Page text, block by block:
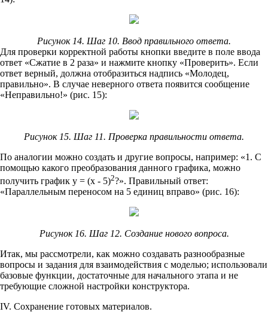
Рисунок 14. Шаг 10. Ввод правильного ответа.
Для проверки корректной работы кнопки введите в поле ввода
ответ «Сжатие в 2 раза» и нажмите кнопку «Проверить». Если
ответ верный, должна отобразиться надпись «Молодец,
правильно». В случае неверного ответа появится сообщение
«Неправильно!» (рис. 15):
Рисунок 15. Шаг 11. Проверка правильности ответа.
По аналогии можно создать и другие вопросы, например: «1. С
помощью какого преобразования данного графика, можно
получить график y = (x - 5)2?». Правильный ответ:
«Параллельным переносом на 5 единиц вправо» (рис. 16):
Рисунок 16. Шаг 12. Создание нового вопроса.
Итак, мы рассмотрели, как можно создавать разнообразные
вопросы и задания для взаимодействия с моделью; использовали
базовые функции, достаточные для начального этапа и не
требующие сложной настройки конструктора.
IV. Сохранение готовых материалов.